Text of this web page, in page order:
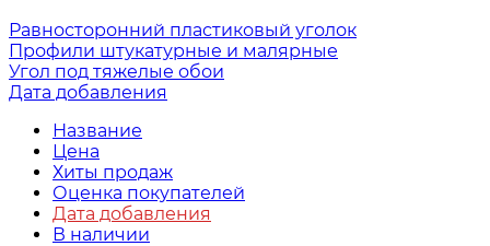
Равносторонний пластиковый уголок
Профили штукатурные и малярные
Угол под тяжелые обои
Дата добавления
Название
Цена
Хиты продаж
Оценка покупателей
Дата добавления
В наличии